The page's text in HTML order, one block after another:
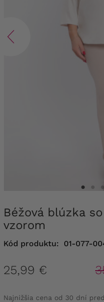
Béžová blúzka so strieborným
vzorom
Kód produktu: 01-077-
25,99 €
Najnižšia cena od 30 dní